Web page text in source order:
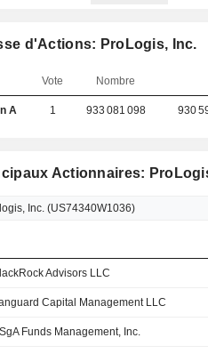
d'Actions: ProLogis, Inc.
Vote Nombre
A 1 933 081 098 930
Actionnaires:
Advisors LLC
Capital Management LLC
Funds Management, Inc.